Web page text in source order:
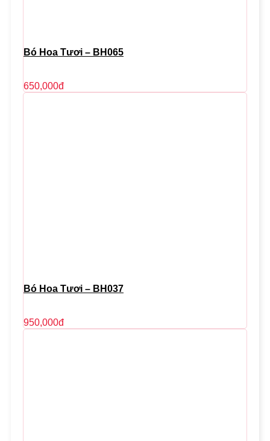
Bó Hoa Tươi – BH065
650,000đ
Bó Hoa Tươi – BH037
950,000đ